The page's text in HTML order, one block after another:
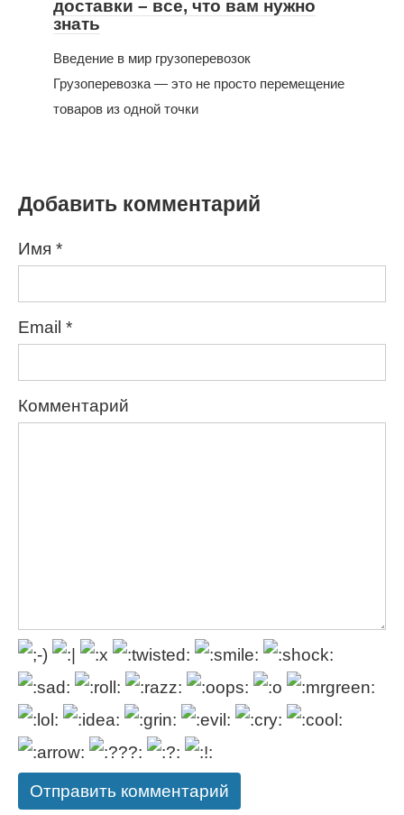
доставки – все, что вам нужно
знать
Введение в мир грузоперевозок
Грузоперевозка — это не просто перемещение
товаров из одной точки
Добавить комментарий
Имя *
Email *
Комментарий